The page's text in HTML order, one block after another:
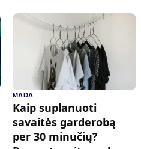
MADA
Kaip suplanuoti
savaitės garderobą
per 30 minučių?